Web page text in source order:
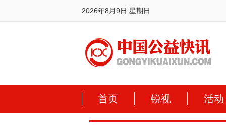
2026年8月9日 星期日
首页 锐视 活动